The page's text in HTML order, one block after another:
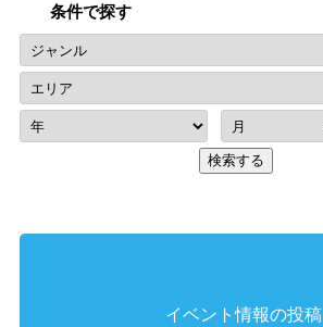
条件で探す
イベント情報の投稿